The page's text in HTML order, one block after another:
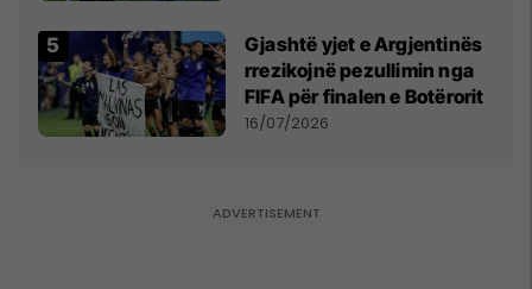
Gjashtë yjet e Argjentinës
rrezikojnë pezullimin nga
FIFA për finalen e Botërorit
16/07/2026